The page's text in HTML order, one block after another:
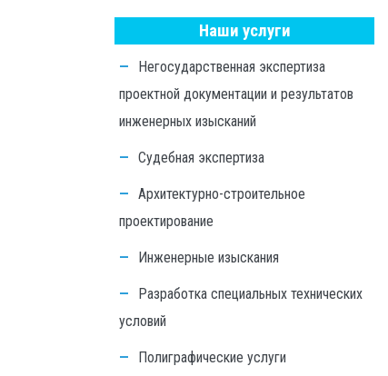
Наши услуги
Негосударственная экспертиза
проектной документации и результатов
инженерных изысканий
Судебная экспертиза
Архитектурно-строительное
проектирование
Инженерные изыскания
Разработка специальных технических
условий
Полиграфические услуги